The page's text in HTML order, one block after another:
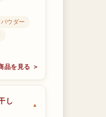
ウダー
品を見る ＞
し